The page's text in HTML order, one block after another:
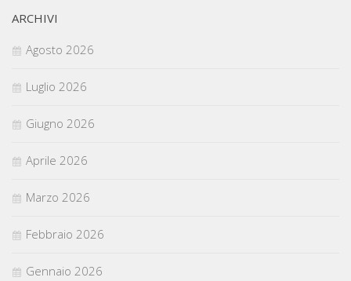
ARCHIVI
Agosto 2026
Luglio 2026
Giugno 2026
Aprile 2026
Marzo 2026
Febbraio 2026
Gennaio 2026